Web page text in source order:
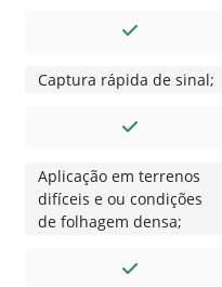
Captura rápida de sinal;
Aplicação em terrenos
difíceis e ou condições
de folhagem densa;